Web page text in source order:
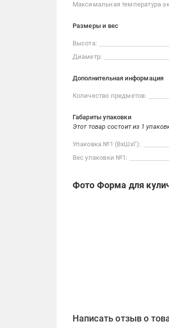
Максимальная температура
Размеры и вес
Высота:
Диаметр:
Дополнительная информация
Количество предметов:
Габариты упаковки
Этот товар состоит из 1
Упаковка №1 (ВхШхГ):
Вес упаковки №1:
Фото Форма для
Написать отзыв о